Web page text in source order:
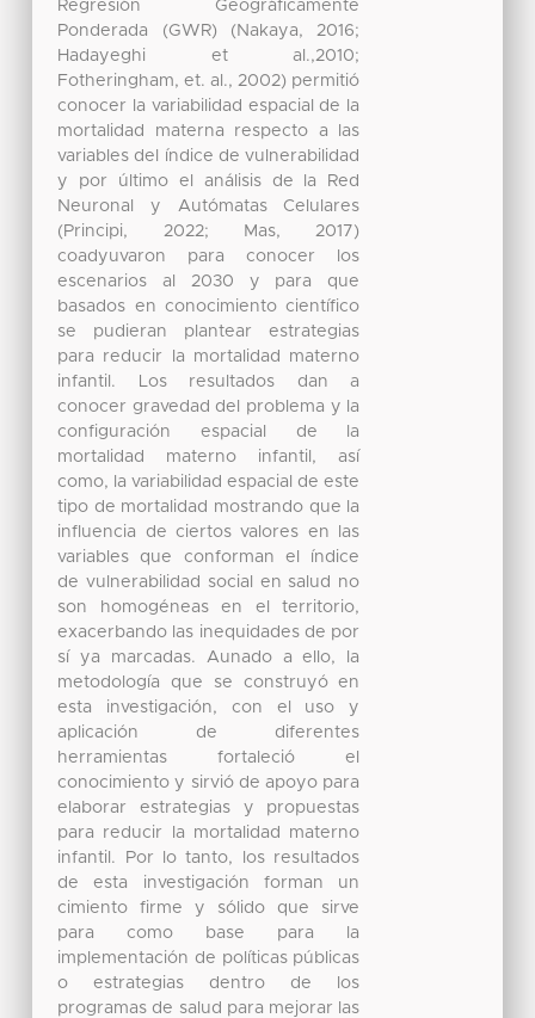
Regresión Geográficamente
Ponderada (GWR) (Nakaya, 2016;
Hadayeghi et al.,2010;
Fotheringham, et. al., 2002) permitió
conocer la variabilidad espacial de la
mortalidad materna respecto a las
variables del índice de vulnerabilidad
y por último el análisis de la Red
Neuronal y Autómatas Celulares
(Principi, 2022; Mas, 2017)
coadyuvaron para conocer los
escenarios al 2030 y para que
basados en conocimiento científico
se pudieran plantear estrategias
para reducir la mortalidad materno
infantil. Los resultados dan a
conocer gravedad del problema y la
configuración espacial de la
mortalidad materno infantil, así
como, la variabilidad espacial de este
tipo de mortalidad mostrando que la
influencia de ciertos valores en las
variables que conforman el índice
de vulnerabilidad social en salud no
son homogéneas en el territorio,
exacerbando las inequidades de por
sí ya marcadas. Aunado a ello, la
metodología que se construyó en
esta investigación, con el uso y
aplicación de diferentes
herramientas fortaleció el
conocimiento y sirvió de apoyo para
elaborar estrategias y propuestas
para reducir la mortalidad materno
infantil. Por lo tanto, los resultados
de esta investigación forman un
cimiento firme y sólido que sirve
para como base para la
implementación de políticas públicas
o estrategias dentro de los
programas de salud para mejorar las